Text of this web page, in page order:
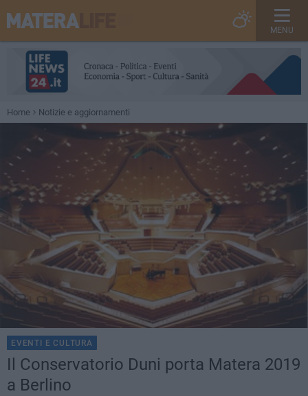
MENU
Home Notizie e aggiornamenti
EVENTI E CULTURA
Il Conservatorio Duni porta Matera 2019
a Berlino